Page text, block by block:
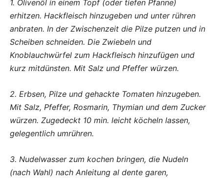
1. Olivenöl in einem Topf (oder tiefen Pfanne)
erhitzen. Hackfleisch hinzugeben und unter rühren
anbraten. In der Zwischenzeit die Pilze putzen und in
Scheiben schneiden. Die Zwiebeln und
Knoblauchwürfel zum Hackfleisch hinzufügen und
kurz mitdünsten. Mit Salz und Pfeffer würzen.
2. Erbsen, Pilze und gehackte Tomaten hinzugeben.
Mit Salz, Pfeffer, Rosmarin, Thymian und dem Zucker
würzen. Zugedeckt 10 min. leicht köcheln lassen,
gelegentlich umrühren.
3. Nudelwasser zum kochen bringen, die Nudeln
(nach Wahl) nach Anleitung al dente garen,